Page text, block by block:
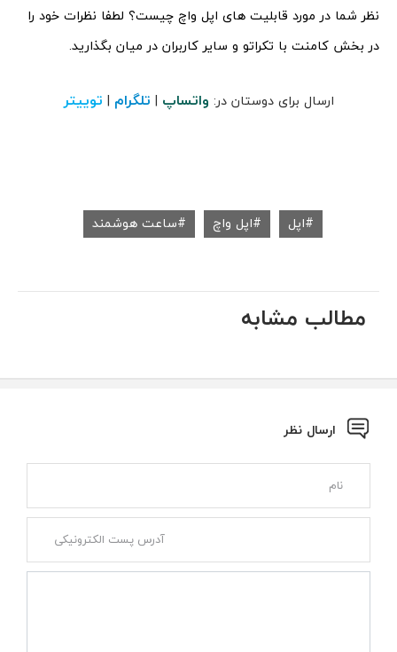
نظر شما در مورد قابلیت های اپل واچ چیست؟ لطفا نظرات خود را
در بخش کامنت با تکراتو و سایر کاربران در میان بگذارید.
ارسال برای دوستان در: واتساپ | تلگرام | توییتر
اپل اپل واچ ساعت هوشمند
مطالب مشابه
ارسال نظر